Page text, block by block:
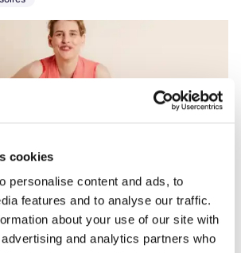
cookies
personalise content and ads, to
features and to analyse our traffic.
about your use of our site with
and analytics partners who
Besuche Webshop